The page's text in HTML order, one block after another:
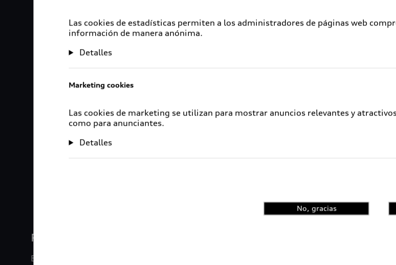
Rigurosa inspección
En Audi Certified :plus, nuestros vehículos son sometidos a un proceso
Las cookies de estadísticas permiten a los administradores de páginas web
información de manera anónima.
Detalles
Marketing cookies
Las cookies de marketing se utilizan para mostrar anuncios relevantes y
como para anunciantes.
Detalles
No, gracias